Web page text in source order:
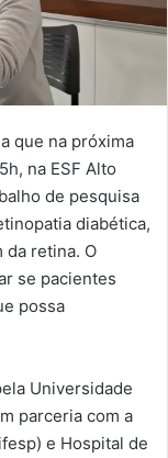
que na próxima
na ESF Alto
de pesquisa
diabética,
da retina. O
se pacientes
possa
Universidade
parceria com a
e Hospital de